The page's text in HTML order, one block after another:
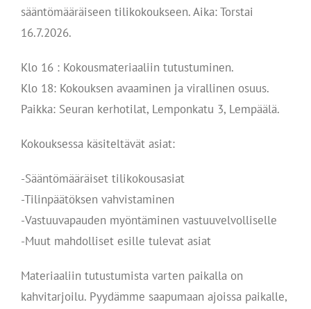
sääntömääräiseen tilikokoukseen. Aika: Torstai
16.7.2026.
Klo 16 : Kokousmateriaaliin tutustuminen.
Klo 18: Kokouksen avaaminen ja virallinen osuus.
Paikka: Seuran kerhotilat, Lemponkatu 3, Lempäälä.
Kokouksessa käsiteltävät asiat:
-Sääntömääräiset tilikokousasiat
-Tilinpäätöksen vahvistaminen
-Vastuuvapauden myöntäminen vastuuvelvolliselle
-Muut mahdolliset esille tulevat asiat
Materiaaliin tutustumista varten paikalla on
kahvitarjoilu. Pyydämme saapumaan ajoissa paikalle,